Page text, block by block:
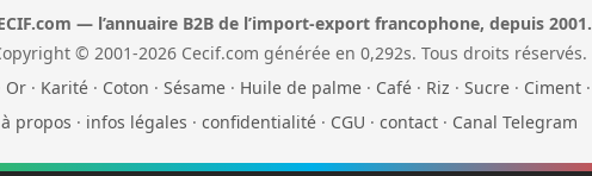
— l’annuaire B2B de l’import-export francophone, depuis 2001.
© 2001-2026 Cecif.com générée en 0,292s. Tous droits réservés.
Or· Karité· Coton · Sésame· Huile de palme· Café· Riz · Sucre· Ciment·
à propos · infos légales · confidentialité· CGU · contact· Canal Telegram